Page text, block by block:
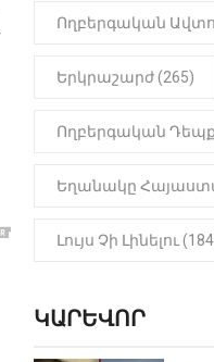
Ողբերգական
Երկրաշարժ (265)
Ողբերգական Դեպք
Եղանակը
Լույս Չի Լինելու
ԿԱՐԵՎՈՐ